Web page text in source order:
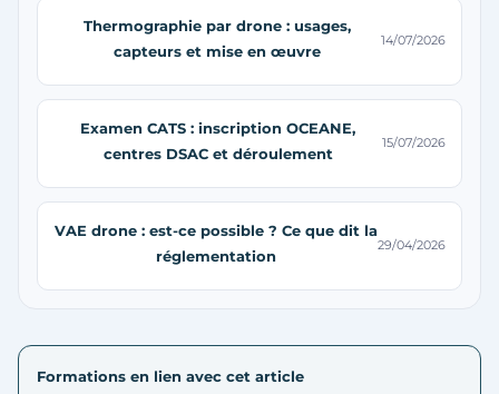
Thermographie par drone : usages,
capteurs et mise en œuvre
14/07/2026
Examen CATS : inscription OCEANE,
centres DSAC et déroulement
15/07/2026
VAE drone : est-ce possible ? Ce que dit la
réglementation
29/04/2026
Formations en lien avec cet article